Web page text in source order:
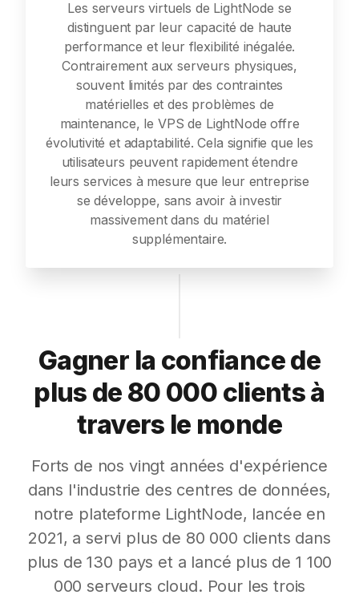
Les serveurs virtuels de LightNode se
distinguent par leur capacité de haute
performance et leur flexibilité inégalée.
Contrairement aux serveurs physiques,
souvent limités par des contraintes
matérielles et des problèmes de
maintenance, le VPS de LightNode offre
évolutivité et adaptabilité. Cela signifie que les
utilisateurs peuvent rapidement étendre
leurs services à mesure que leur entreprise
se développe, sans avoir à investir
massivement dans du matériel
supplémentaire.
Gagner la confiance de
plus de 80 000 clients à
travers le monde
Forts de nos vingt années d'expérience
dans l'industrie des centres de données,
notre plateforme LightNode, lancée en
2021, a servi plus de 80 000 clients dans
plus de 130 pays et a lancé plus de 1 100
000 serveurs cloud. Pour les trois